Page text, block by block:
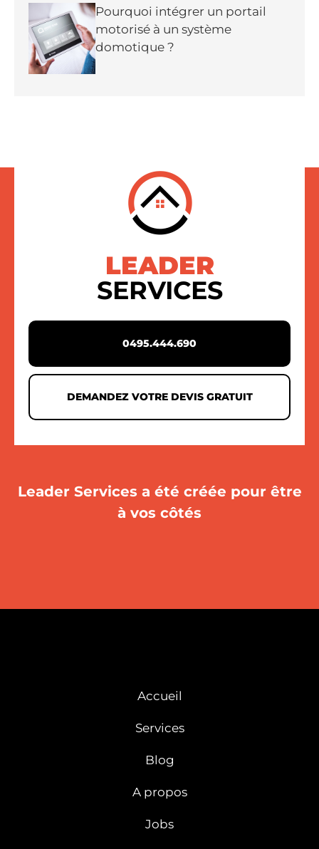
Pourquoi intégrer un portail
motorisé à un système
domotique ?
LEADER
SERVICES
0495.444.690
DEMANDEZ VOTRE DEVIS GRATUIT
Leader Services a été créée pour être
à vos côtés
Accueil
Services
Blog
A propos
Jobs